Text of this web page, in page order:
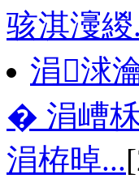
骇淇濅緵
涓浗
� 涓嶆
涓栫晫...